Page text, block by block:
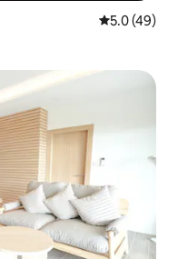
從 49 則評
5.0 (49)